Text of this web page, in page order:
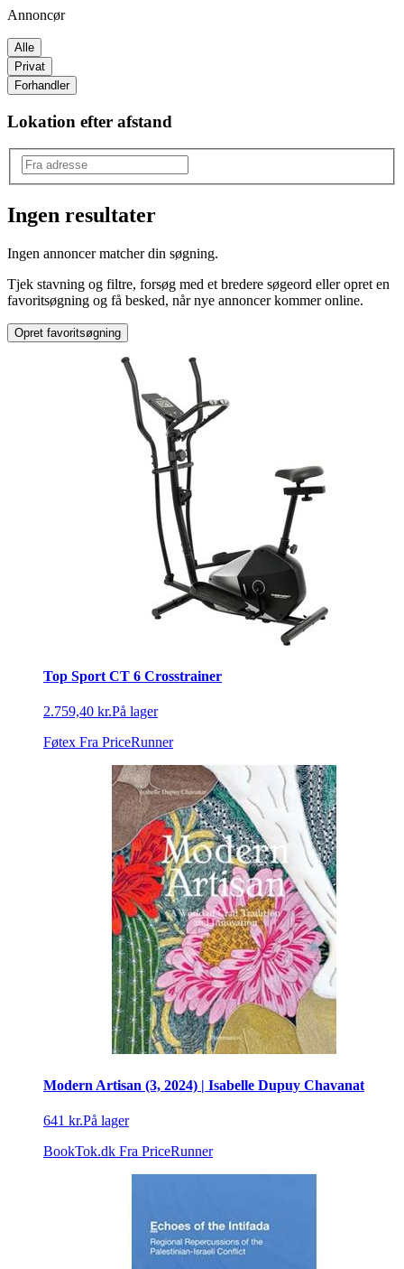
Annoncør
Alle
Privat
Forhandler
Lokation efter afstand
Scooter
Ingen resultater
Ingen annoncer matcher din søgning.
Tjek stavning og filtre, forsøg med et bredere søgeord eller opret en
favoritsøgning og få besked, når nye annoncer kommer online.
Opret favoritsøgning
Top Sport CT 6 Crosstrainer
2.759,40 kr.På lager
Føtex Fra PriceRunner
Modern Artisan (3, 2024) | Isabelle Dupuy Chavanat
641 kr.På lager
BookTok.dk Fra PriceRunner